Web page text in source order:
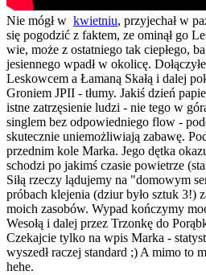
Nie mógł w kwietniu, przyjechał w
się pogodzić z faktem, ze ominął go
wie, może z ostatniego tak ciepłego,
jesiennego wpadł w okolicę.
Leskowcem a Łamaną Skałą i dalej
Groniem JPII - tłumy. Jakiś dzień
istne zatrzęsienie ludzi - nie tego w
singlem bez odpowiedniego flow -
skutecznie uniemożliwiają zabawę.
przednim kole Marka. Jego dętka
schodzi po jakimś czasie powietrze
Siłą rzeczy lądujemy na "domowym
próbach klejenia (dziur było sztuk 3!)
moich zasobów. Wypad kończymy
Wesołą i dalej przez Trzonkę do
Czekajcie tylko na wpis Marka -
wyszedł raczej standard ;) A mimo to
hehe.